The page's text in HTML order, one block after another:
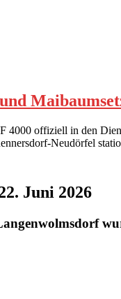
Juni 2026
offiziell in den
Neudörfel